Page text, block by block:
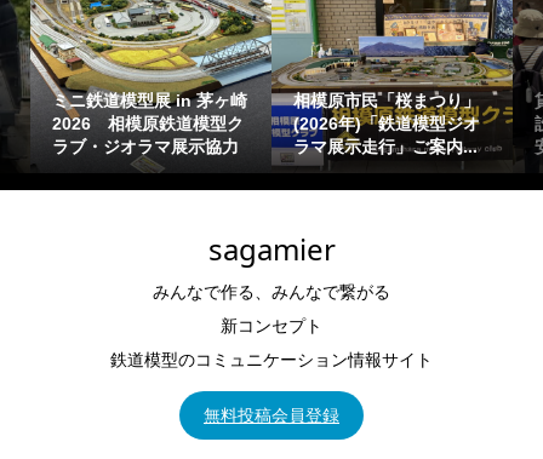
ミニ鉄道模型展 in 茅ヶ崎
2026 相模原鉄道模型ク
ラブ・ジオラマ展示協力
相模原市民「桜まつり」
(2026年)「鉄道模型ジオ
ラマ展示走行」ご案内...
sagamier
みんなで作る、みんなで繋がる
新コンセプト
鉄道模型のコミュニケーション情報サイト
無料投稿会員登録